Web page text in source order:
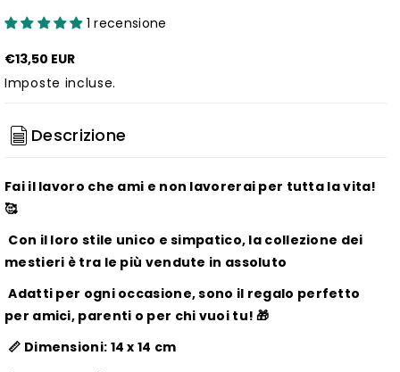
1 recensione
€13,50 EUR
Imposte incluse.
Descrizione
Fai il lavoro che ami e non lavorerai per tutta la vita!
🥰
Con il loro stile unico e simpatico, la collezione dei
mestieri è tra le più vendute in assoluto
Adatti per ogni occasione, sono il regalo perfetto
per amici, parenti o per chi vuoi tu! 🎁
📏 Dimensioni: 14 x 14 cm